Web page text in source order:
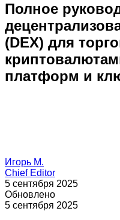
Полное
(DEX) для
платформ и
Игорь М.
Chief Editor
5 сентября 2025
Обновлено
5 сентября 2025